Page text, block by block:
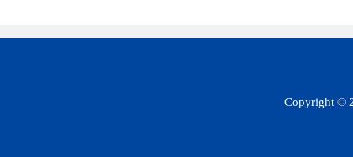
Copyright ©